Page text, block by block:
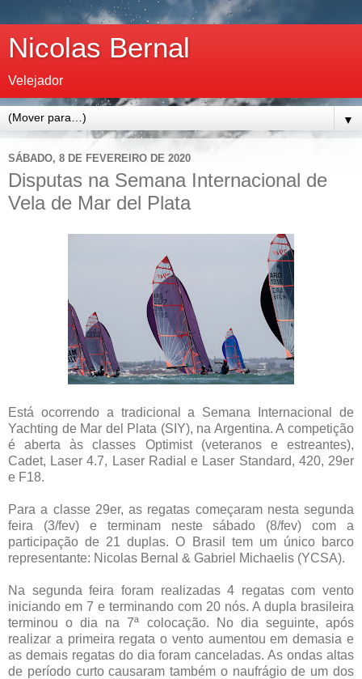
Nicolas Bernal
Velejador
▼
SÁBADO, 8 DE FEVEREIRO DE 2020
Disputas na Semana Internacional de
Vela de Mar del Plata
Está ocorrendo a tradicional a Semana Internacional de
Yachting de Mar del Plata (SIY), na Argentina. A competição
é aberta às classes Optimist (veteranos e estreantes),
Cadet, Laser 4.7, Laser Radial e Laser Standard, 420, 29er
e F18.
Para a classe 29er, as regatas começaram nesta segunda
feira (3/fev) e terminam neste sábado (8/fev) com a
participação de 21 duplas. O Brasil tem um único barco
representante: Nicolas Bernal & Gabriel Michaelis (YCSA).
Na segunda feira foram realizadas 4 regatas com vento
iniciando em 7 e terminando com 20 nós. A dupla brasileira
terminou o dia na 7ª colocação. No dia seguinte, após
realizar a primeira regata o vento aumentou em demasia e
as demais regatas do dia foram canceladas. As ondas altas
de período curto causaram também o naufrágio de um dos